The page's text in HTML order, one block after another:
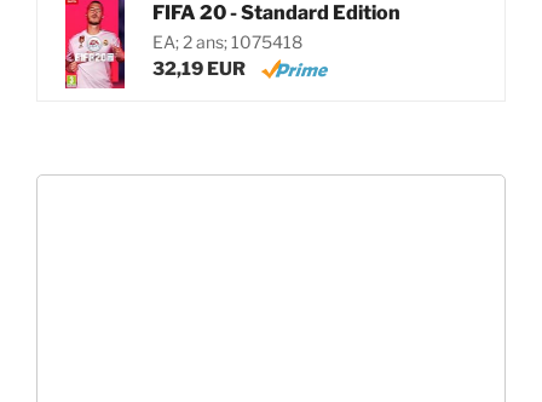
FIFA 20 - Standard Edition
EA; 2 ans; 1075418
32,19 EUR